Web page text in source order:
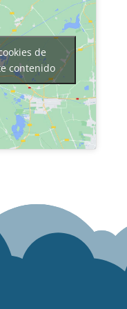
de
contenido